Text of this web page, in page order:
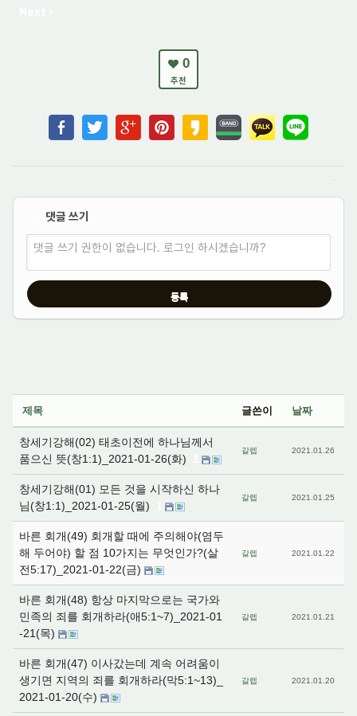
0
추천
댓글 쓰기
댓글 쓰기 권한이 없습니다. 로그인 하시겠습니까?
제목 글쓴이 날짜
창세기강해(02) 태초이전에 하나님께서
품으신 뜻(창1:1)_2021-01-26(화)
갈렙 2021.01.26
창세기강해(01) 모든 것을 시작하신 하나
님(창1:1)_2021-01-25(월)
갈렙 2021.01.25
바른 회개(49) 회개할 때에 주의해야(염두
해 두어야) 할 점 10가지는 무엇인가?(살
전5:17)_2021-01-22(금)
갈렙 2021.01.22
바른 회개(48) 항상 마지막으로는 국가와
민족의 죄를 회개하라(애5:1~7)_2021-01
-21(목)
갈렙 2021.01.21
바른 회개(47) 이사갔는데 계속 어려움이
생기면 지역의 죄를 회개하라(막5:1~13)_
2021-01-20(수)
갈렙 2021.01.20